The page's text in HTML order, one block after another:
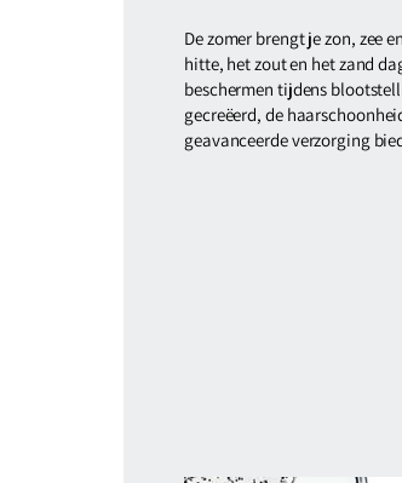
De zomer brengt je zon, zee
hitte, het zout en het zand
beschermen tijdens
gecreëerd, de
geavanceerde verzorging